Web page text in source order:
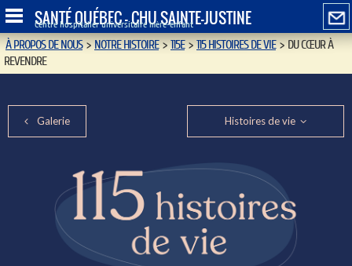
SANTÉ QUÉBEC - CHU SAINTE-JUSTINE
Centre hospitalier universitaire mère-enfant
À PROPOS DE NOUS>NOTRE HISTOIRE>115E>115 HISTOIRES DE VIE>DU CŒUR À
REVENDRE
Galerie Histoires de vie